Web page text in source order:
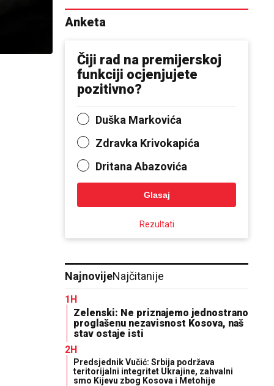
Anketa
Čiji rad na premijerskoj
funkciji ocjenjujete
pozitivno?
Duška Markovića
Zdravka Krivokapića
Dritana Abazovića
Glasaj
Rezultati
NajnovijeNajčitanije
1H
Zelenski: Ne priznajemo jednostrano
proglašenu nezavisnost Kosova, naš
stav ostaje isti
2H
Predsjednik Vučić: Srbija podržava
teritorijalni integritet Ukrajine, zahvalni
smo Kijevu zbog Kosova i Metohije